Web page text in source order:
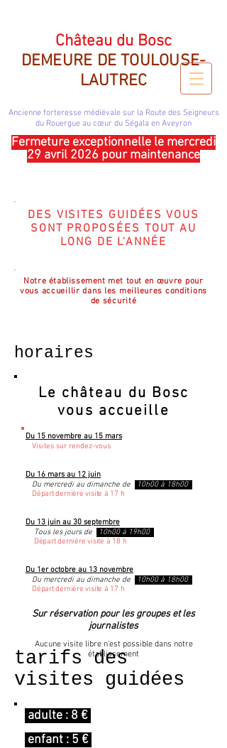
Château du Bosc
DEMEURE DE TOULOUSE-
LAUTREC
Ancienne forteresse médiévale sur la Route des Seigneurs
du Rouergue au cœur du Ségala en Aveyron
Fermeture exceptionnelle le mercredi
29 avril 2026 pour maintenance
DES VISITES GUIDÉES VOUS
SONT PROPOSÉES TOUT AU
LONG DE L'ANNÉE
Notre établissement met tout en œuvre pour
vous accueillir dans les meilleures conditions
de sécurité
horaires
Le château du Bosc
vous accueille
Du 15 novembre au 15 mars
Visites sur rendez-vous
Du 16 mars au 12 juin
Du mercredi au dimanche de
10h00 à 18h00
Départ dernière visite à 17 h
Du 13 juin au 30 septembre
Tous les jours de
10h00 à 19h00
Départ dernière visite à 18 h
Du 1er octobre au 13 novembre
Du mercredi au dimanche de
10h00 à 18h00
Départ dernière visite à 17 h
​Sur réservation pour les groupes et les
journalistes
Aucune visite libre n'est possible dans notre
établissement
tarifs des
visites guidées
adulte : 8 €
enfant : 5 €